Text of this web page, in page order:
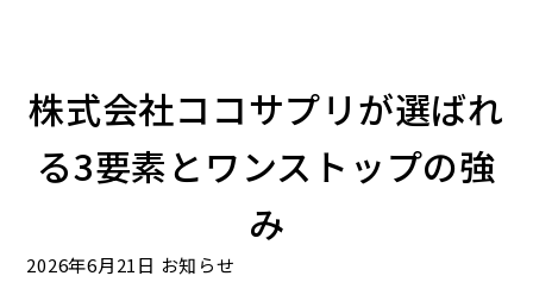
株式会社ココサプリが選ばれ
る3要素とワンストップの強
み
2026年6月21日 お知らせ